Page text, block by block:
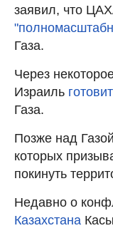
заявил, что
Газа.
Через
Израиль
Газа.
Позже над Газой
которых
покинуть
Недавно о
Казахстана